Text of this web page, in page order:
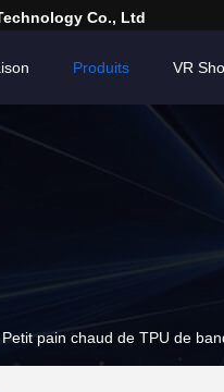
Co., Ltd
Produits VR
Petit pain chaud de TPU de